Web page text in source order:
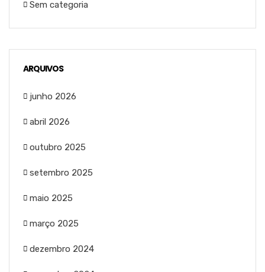
Sem categoria
ARQUIVOS
junho 2026
abril 2026
outubro 2025
setembro 2025
maio 2025
março 2025
dezembro 2024